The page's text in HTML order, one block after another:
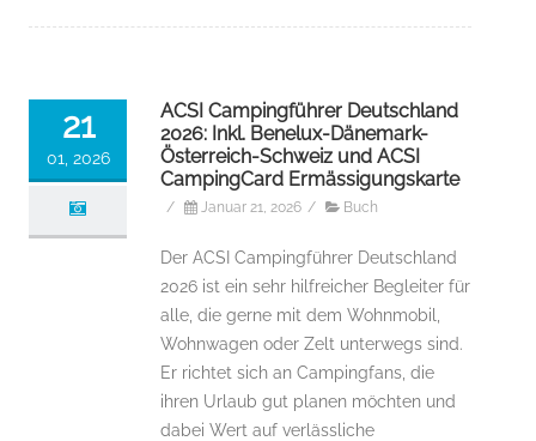
21
01, 2026
ACSI Campingführer Deutschland
2026: Inkl. Benelux-Dänemark-
Österreich-Schweiz und ACSI
CampingCard Ermässigungskarte
/ Januar 21, 2026 / Buch
Der ACSI Campingführer Deutschland
2026 ist ein sehr hilfreicher Begleiter für
alle, die gerne mit dem Wohnmobil,
Wohnwagen oder Zelt unterwegs sind.
Er richtet sich an Campingfans, die
ihren Urlaub gut planen möchten und
dabei Wert auf verlässliche